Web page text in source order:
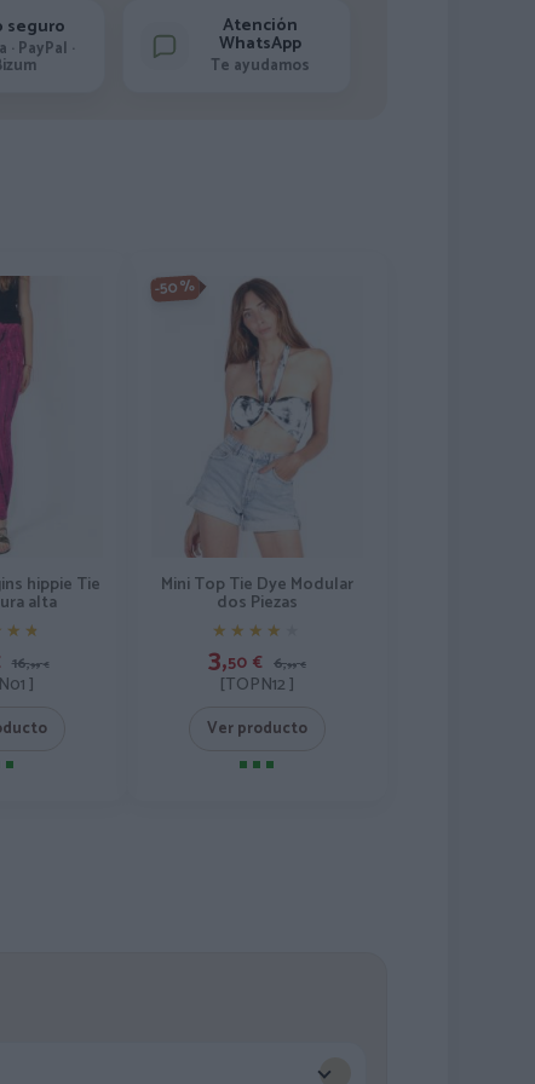
seguro
PayPal ·
Atención
WhatsApp
Te ayudamos
hippie Tie
alta
16,99 €
]
-50%
Mini Top Tie Dye Modular
dos Piezas
★★★★★
★★★★★
3,50 € 6,99 €
[TOPN12 ]
Ver producto